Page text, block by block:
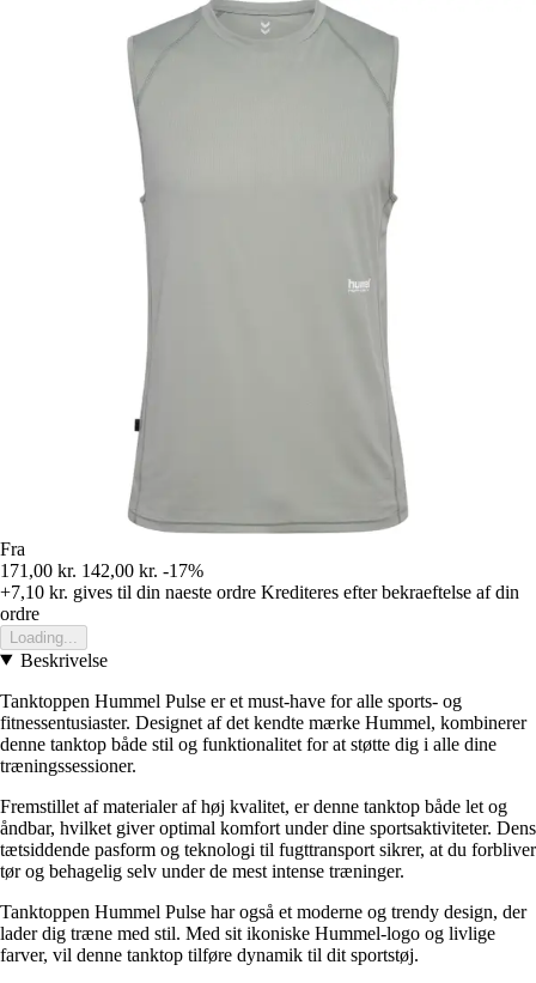
Fra
171,00 kr. 142,00 kr. -17%
+7,10 kr. gives til din naeste ordre Krediteres efter bekraeftelse af din
ordre
Loading...
Beskrivelse
Tanktoppen Hummel Pulse er et must-have for alle sports- og
fitnessentusiaster. Designet af det kendte mærke Hummel, kombinerer
denne tanktop både stil og funktionalitet for at støtte dig i alle dine
træningssessioner.
Fremstillet af materialer af høj kvalitet, er denne tanktop både let og
åndbar, hvilket giver optimal komfort under dine sportsaktiviteter. Dens
tætsiddende pasform og teknologi til fugttransport sikrer, at du forbliver
tør og behagelig selv under de mest intense træninger.
Tanktoppen Hummel Pulse har også et moderne og trendy design, der
lader dig træne med stil. Med sit ikoniske Hummel-logo og livlige
farver, vil denne tanktop tilføre dynamik til dit sportstøj.